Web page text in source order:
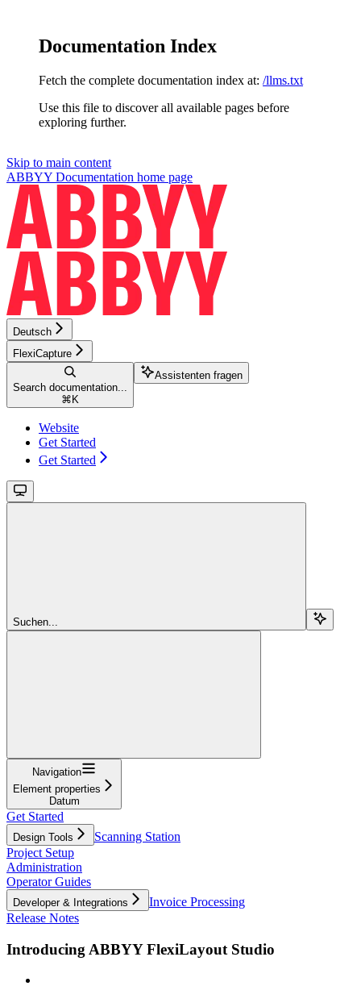
Documentation Index
Fetch the complete documentation index at: /llms.txt
Use this file to discover all available pages before
exploring further.
Skip to main content
ABBYY Documentation home page
Deutsch
FlexiCapture
Search documentation...
⌘ K
Assistenten fragen
Website
Get Started
Get Started
Suchen...
Navigation
Element properties
Datum
Get Started
Design Tools
Scanning Station
Project Setup
Administration
Operator Guides
Developer & Integrations
Invoice Processing
Release Notes
Introducing ABBYY FlexiLayout Studio